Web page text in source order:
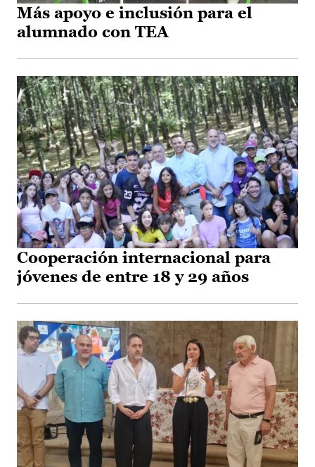
Más apoyo e inclusión para el
alumnado con TEA
Cooperación internacional para
jóvenes de entre 18 y 29 años